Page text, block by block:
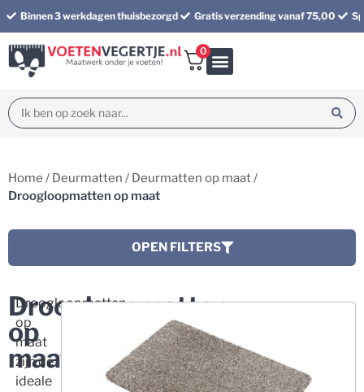
Binnen 3 werkdagen thuisbezorgd Gratis verzending vanaf 75,00
0
Home / Deurmatten / Deurmatten op maat/
Droogloopmatten op maat
OPEN FILTERS
Droogloopmatten
op
maat
Droogloopmatten
op
maat
zijn de
ideale